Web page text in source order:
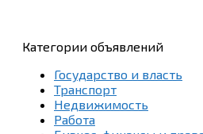
Категории объявлений
Государство и власть
Транспорт
Недвижимость
Работа